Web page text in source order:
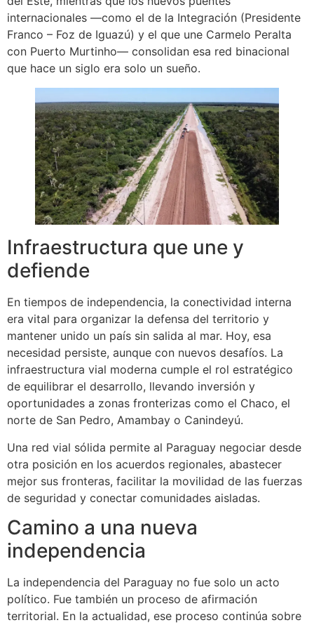
internacionales —como el de la Integración (Presidente
Franco – Foz de Iguazú) y el que une Carmelo Peralta
con Puerto Murtinho— consolidan esa red binacional
que hace un siglo era solo un sueño.
Infraestructura que une y
defiende
En tiempos de independencia, la conectividad interna
era vital para organizar la defensa del territorio y
mantener unido un país sin salida al mar. Hoy, esa
necesidad persiste, aunque con nuevos desafíos. La
infraestructura vial moderna cumple el rol estratégico
de equilibrar el desarrollo, llevando inversión y
oportunidades a zonas fronterizas como el Chaco, el
norte de San Pedro, Amambay o Canindeyú.
Una red vial sólida permite al Paraguay negociar desde
otra posición en los acuerdos regionales, abastecer
mejor sus fronteras, facilitar la movilidad de las fuerzas
de seguridad y conectar comunidades aisladas.
Camino a una nueva
independencia
La independencia del Paraguay no fue solo un acto
político. Fue también un proceso de afirmación
territorial. En la actualidad, ese proceso continúa sobre